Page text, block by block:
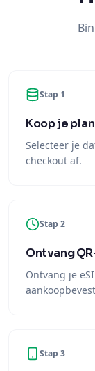
Stap 1
Koop je plan
Selecteer je
checkout af.
Stap 2
Ontvang
Ontvang je
Stap 3